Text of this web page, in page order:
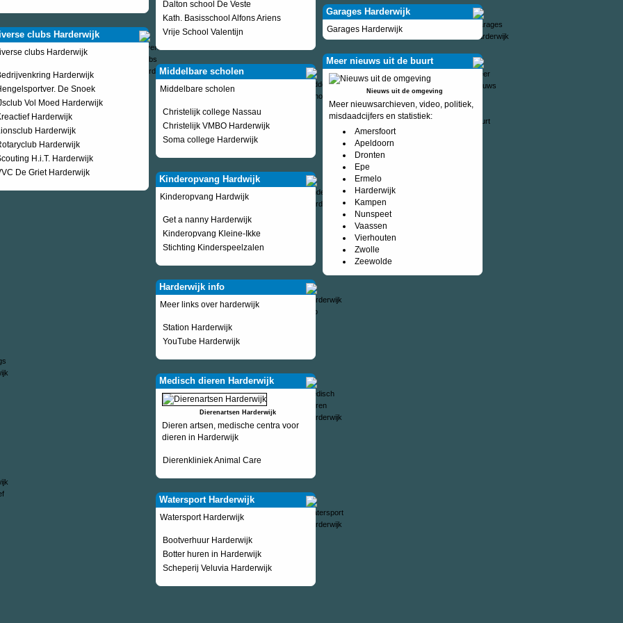
clubs Harderwijk
clubs Harderwijk
Harderwijk
De Snoek
Vol Moed Harderwijk
Harderwijk
Harderwijk
Harderwijk
H.i.T. Harderwijk
De Griet Harderwijk
Dalton school De Veste
Kath. Basisschool Alfons Ariens
Vrije School Valentijn
Middelbare scholen
Middelbare scholen
Christelijk college Nassau
Christelijk VMBO Harderwijk
Soma college Harderwijk
Kinderopvang Hardwijk
Kinderopvang Hardwijk
Get a nanny Harderwijk
Kinderopvang Kleine-Ikke
Stichting Kinderspeelzalen
Harderwijk info
Meer links over harderwijk
Station Harderwijk
YouTube Harderwijk
Medisch dieren Harderwijk
Dierenartsen Harderwijk
Dieren artsen, medische centra voor
dieren in Harderwijk
Dierenkliniek Animal Care
Watersport Harderwijk
Watersport Harderwijk
Bootverhuur Harderwijk
Botter huren in Harderwijk
Scheperij Veluvia Harderwijk
Garages Harderwijk
Garages Harderwijk
Meer nieuws uit de buurt
Nieuws uit de omgeving
Meer nieuwsarchieven, video, politiek,
misdaadcijfers en statistiek:
Amersfoort
Apeldoorn
Dronten
Epe
Ermelo
Harderwijk
Kampen
Nunspeet
Vaassen
Vierhouten
Zwolle
Zeewolde